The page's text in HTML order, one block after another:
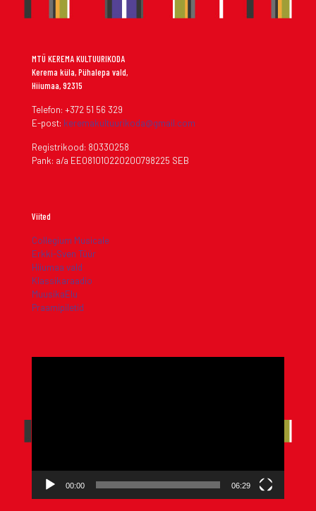
MTÜ KEREMA KULTUURIKODA
Kerema küla, Pühalepa vald,
Hiiumaa, 92315
Telefon: +372 51 56 329
E-post: keremakultuurikoda@gmail.com
Registrikood: 80330258
Pank: a/a EE081010220200798225 SEB
Viited
Collegium Musicale
Erkki-Sven Tüür
Hiiumaa vald
Klassikaraadio
MuusikaElu
Praamipiletid
00:00 06:29